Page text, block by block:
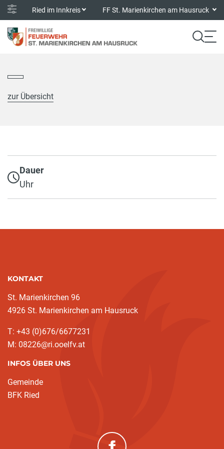
Ried im Innkreis FF St. Marienkirchen am Hausruck
zur Übersicht
Dauer
Uhr
KONTAKT
St. Marienkirchen 96
4926 St. Marienkirchen am Hausruck
T: +43 (0)676/6677231
M: 08226@ri.ooelfv.at
INFOS ÜBER UNS
Gemeinde
BFK Ried